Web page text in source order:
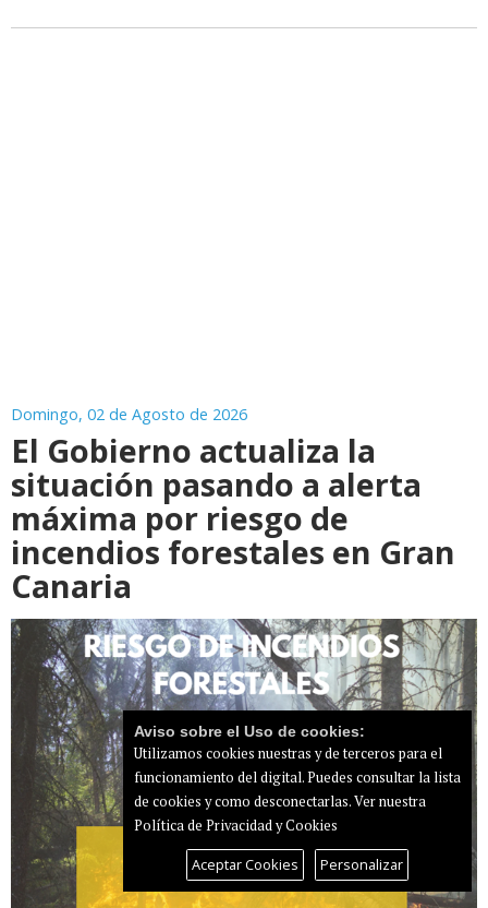
Domingo, 02 de Agosto de 2026
El Gobierno actualiza la
situación pasando a alerta
máxima por riesgo de
incendios forestales en Gran
Canaria
Aviso sobre el Uso de cookies:
Utilizamos cookies nuestras y de terceros para el
funcionamiento del digital. Puedes consultar la lista
de cookies y como desconectarlas.Ver nuestra
Política de Privacidad y Cookies
Aceptar Cookies Personalizar